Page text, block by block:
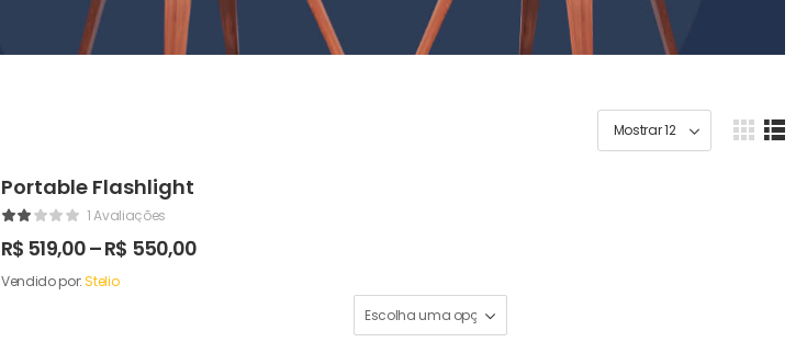
Portable Flashlight
1 Avaliações
R$ 519,00–R$ 550,00
Vendido por:Stelio